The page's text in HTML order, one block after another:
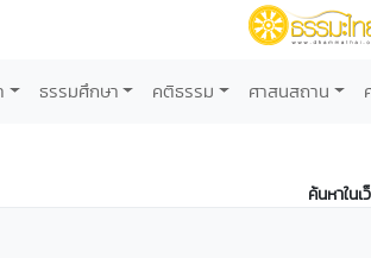
ธรรมศึกษา คติธรรม ศาสนสถาน
ค้นหาในเ